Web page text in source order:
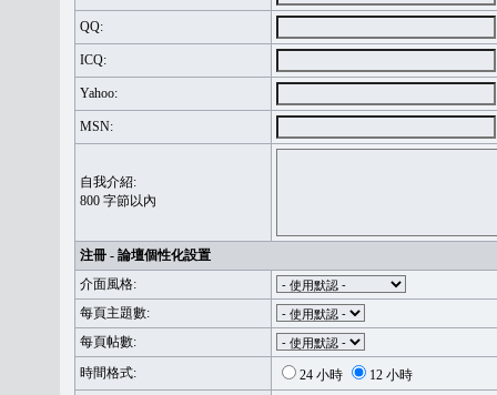
QQ:
ICQ:
Yahoo:
MSN:
自我介紹:
800 字節以內
注冊 - 論壇個性化設置
介面風格:
每頁主題數:
每頁帖數:
時間格式:
24 小時
12 小時